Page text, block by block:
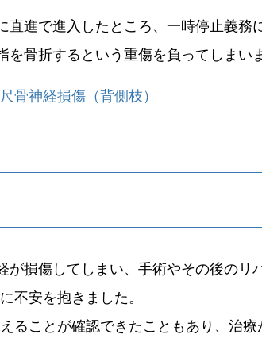
直進で進入したところ、一時停止義
骨折するという重傷を負ってしまい
骨神経損傷（背側枝）
が損傷してしまい、手術やその後の
不安を抱きました。
ることが確認できたこともあり、治